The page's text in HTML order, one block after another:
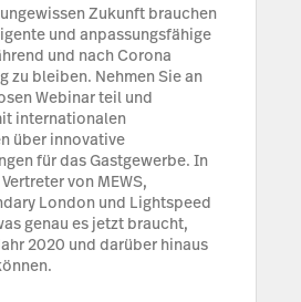
Zukunft brauchen
und anpassungsfähige
und nach Corona
zu bleiben. Nehmen Sie an
Webinar teil und
internationalen
über innovative
für das Gastgewerbe. In
von MEWS,
London und Lightspeed
genau es jetzt braucht,
2020 und darüber hinaus